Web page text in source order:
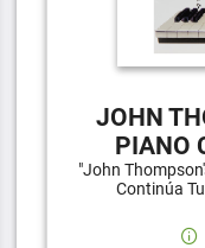
JOHN
PIANO
"John
Continúa